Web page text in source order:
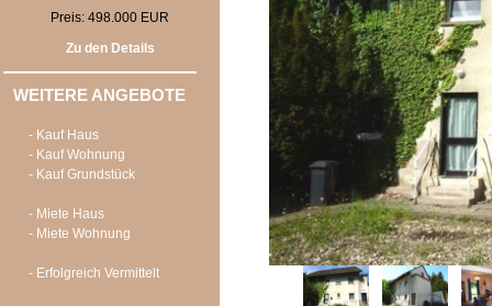
Preis: 498.000 EUR
Zu den Details
WEITERE ANGEBOTE
- Kauf Haus
- Kauf Wohnung
- Kauf Grundstück
- Miete Haus
- Miete Wohnung
- Erfolgreich Vermittelt